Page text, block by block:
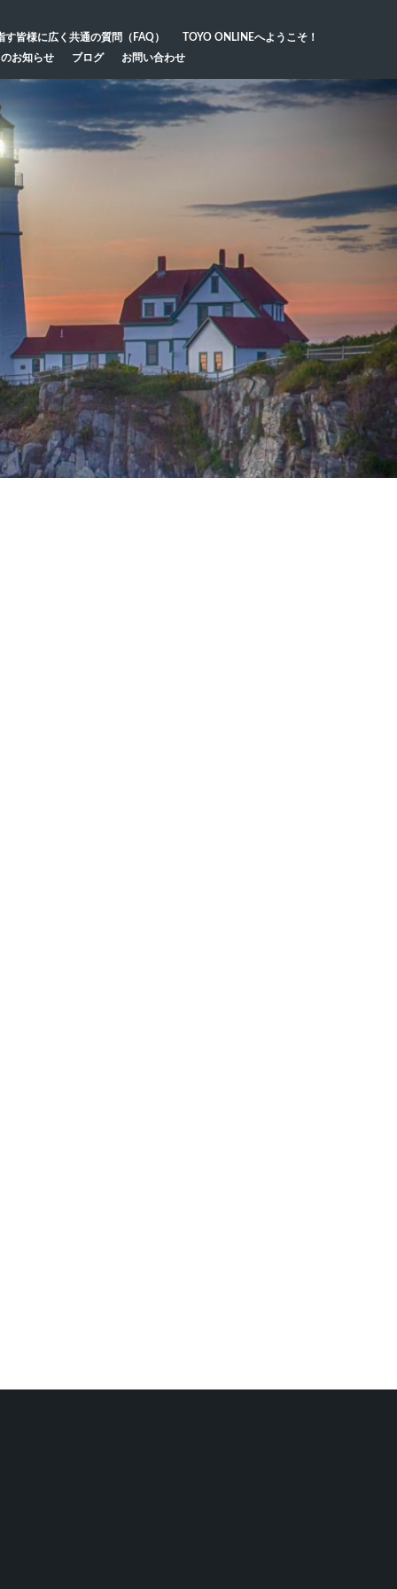
皆様に広く共通の質問（FAQ）
TOYO ONLINEへようこそ！
お知らせ
ブログ お問い合わせ